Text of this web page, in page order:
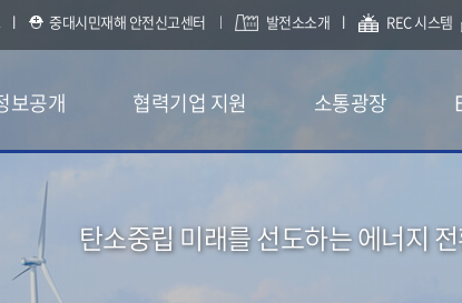
중대시민재해 안전신고센터 발전소소개 REC 시스템
보공개 협력기업 지원 소통광장
탄소중립 미래를 선도하는 에너지